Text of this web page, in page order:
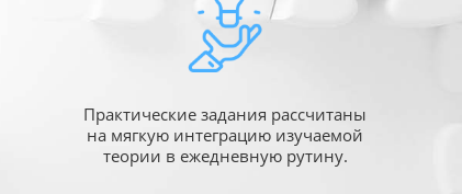
Практические задания рассчитаны
на мягкую интеграцию изучаемой
теории в ежедневную рутину.